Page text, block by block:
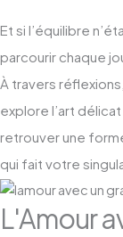
Et si l’équilibre
parcourir chaque
À travers
explore l’art
retrouver une
qui fait votre
L'Amour